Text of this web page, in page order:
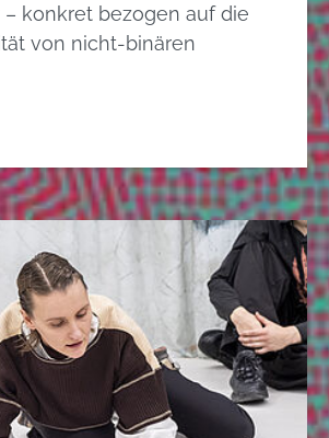
konkret bezogen auf die
von nicht-binären